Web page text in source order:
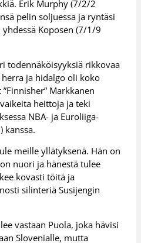
Erik Murphy (7/2/2
pelin soljuessa ja ryntäsi
Koposen (7/1/9
todennäköisyyksiä rikkovaa
ja hidalgo oli koko
Markkanen
heittoja ja teki
NBA- ja Euroliiga-
kanssa.
meille yllätyksenä. Hän on
nuori ja hänestä tulee
kovasti töitä ja
silinteriä Susijengin
vastaan Puola, joka hävisi
Slovenialle, mutta